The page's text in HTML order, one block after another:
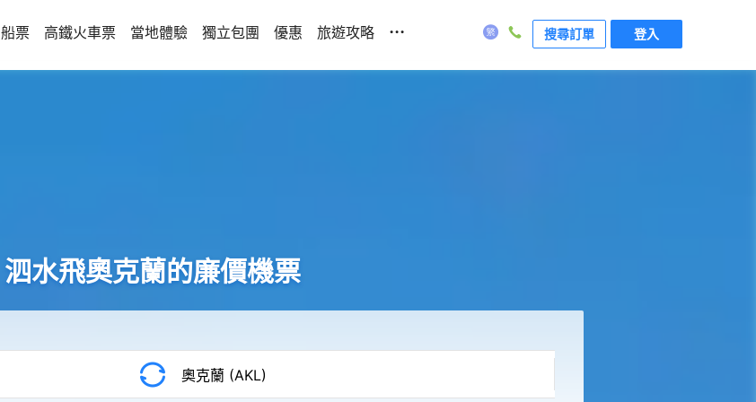
船票 高鐵火車票 當地體驗 獨立包團 優惠 旅遊攻略 ... 搜尋訂單 登入
泗水飛奧克蘭的廉價機票